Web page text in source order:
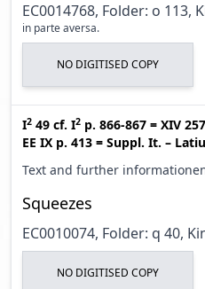
EC0014768, Folder: o 113,
in parte aversa.
NO DIGITISED COPY
I2 49 cf. I2 p. 866-867 = XIV
EE IX p. 413 = Suppl. It. –
Text and further
Squeezes
EC0010074, Folder: q 40,
NO DIGITISED COPY